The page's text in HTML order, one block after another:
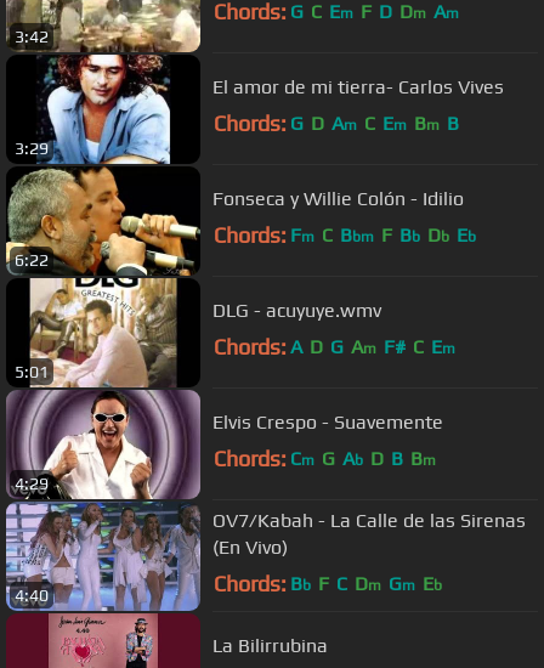
3:42
Chords: G C Em F D Dm Am
3:29
El amor de mi tierra- Carlos Vives
Chords: G D Am C Em Bm B
6:22
Fonseca y Willie Colón - Idilio
Chords: Fm C Bbm F Bb Db Eb
5:01
DLG - acuyuye.wmv
Chords: A D G Am F# C Em
4:29
Elvis Crespo - Suavemente
Chords: Cm G Ab D B Bm
4:40
OV7/Kabah - La Calle de las Sirenas
(En Vivo)
Chords: Bb F C Dm Gm Eb
La Bilirrubina